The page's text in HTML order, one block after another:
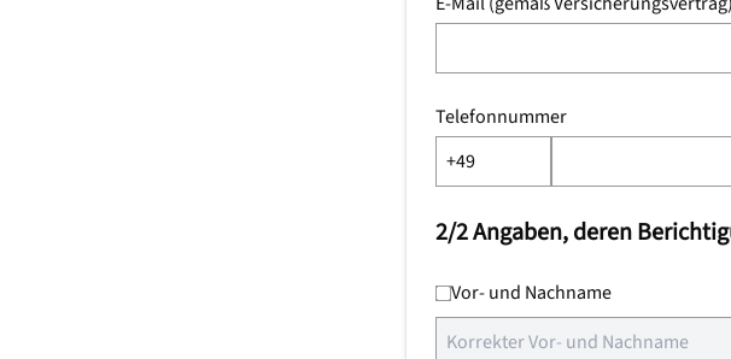
Telefonnummer
2/2 Angaben, deren
Vor- und Nachname